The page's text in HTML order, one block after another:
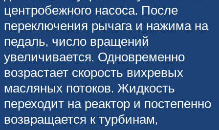
центробежного насоса. После
переключения рычага и нажима на
педаль, число вращений
увеличивается. Одновременно
возрастает скорость вихревых
масляных потоков. Жидкость
переходит на реактор и постепенно
возвращается к турбинам,